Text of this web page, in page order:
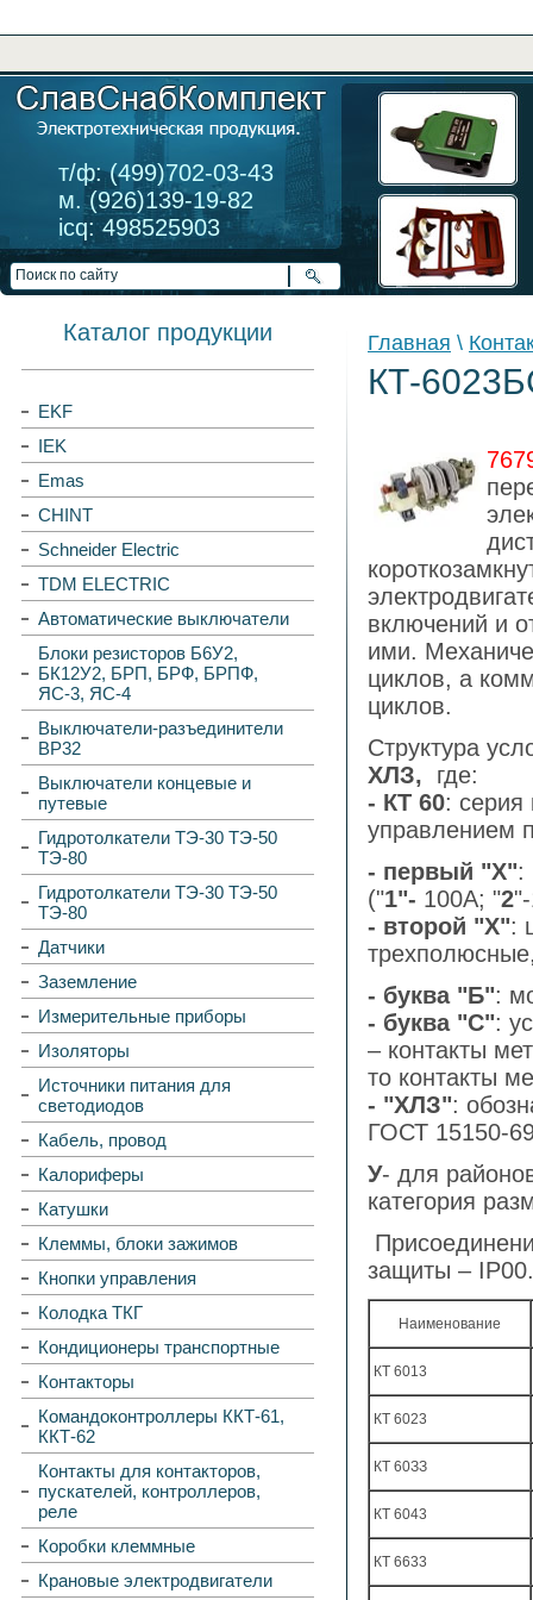
т/ф: (499)702-03-43
м. (926)139-19-82
icq: 498525903
Каталог продукции
EKF
IEK
Emas
CHINT
Schneider Electric
TDM ELECTRIC
Автоматические выключатели
Блоки резисторов Б6У2,
БК12У2, БРП, БРФ, БРПФ,
ЯС-3, ЯС-4
Выключатели-разъединители
ВР32
Выключатели концевые и
путевые
Гидротолкатели ТЭ-30 ТЭ-50
ТЭ-80
Гидротолкатели ТЭ-30 ТЭ-50
ТЭ-80
Датчики
Заземление
Измерительные приборы
Изоляторы
Источники питания для
светодиодов
Кабель, провод
Калориферы
Катушки
Клеммы, блоки зажимов
Кнопки управления
Колодка ТКГ
Кондиционеры транспортные
Контакторы
Командоконтроллеры ККТ-61,
ККТ-62
Контакты для контакторов,
пускателей, контроллеров,
реле
Коробки клеммные
Крановые электродвигатели
Главная \
КТ-
включений и
ими.
циклов, а
циклов.
Структура
XЛЗ, где:
- КТ 60: серия
управлением
- первый "Х":
("1"- 100А; "2
- второй "Х":
- буква "Б":
- буква "С":
– контакты
то контакты
- "XЛЗ":
ГОСТ 15150-
У- для
категория
защиты –
Наименование
КТ 6013
КТ 6023
КТ 60ЗЗ
КТ 6043
КТ 6633